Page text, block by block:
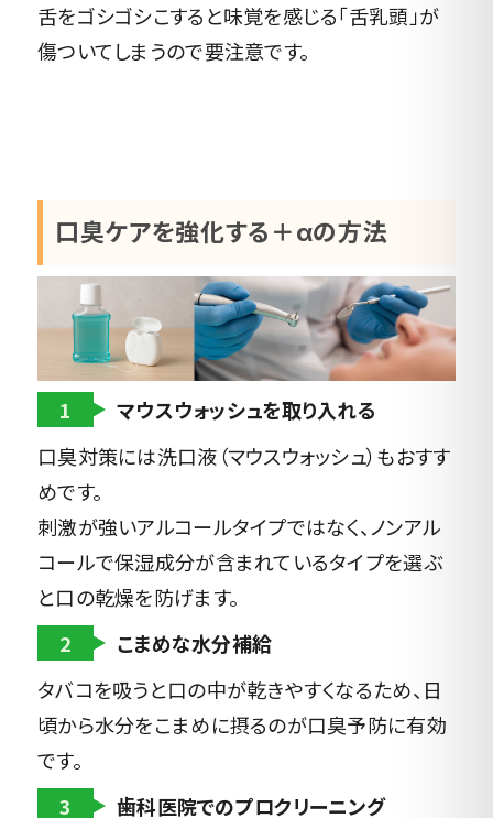
舌をゴシゴシこすると味覚を感じる「舌乳頭」が
傷ついてしまうので要注意です。
口臭ケアを強化する＋αの方法
1
マウスウォッシュを取り入れる
口臭対策には洗口液（マウスウォッシュ）もおすす
めです。
刺激が強いアルコールタイプではなく、ノンアル
コールで保湿成分が含まれているタイプを選ぶ
と口の乾燥を防げます。
2
こまめな水分補給
タバコを吸うと口の中が乾きやすくなるため、日
頃から水分をこまめに摂るのが口臭予防に有効
です。
3
歯科医院でのプロクリーニング